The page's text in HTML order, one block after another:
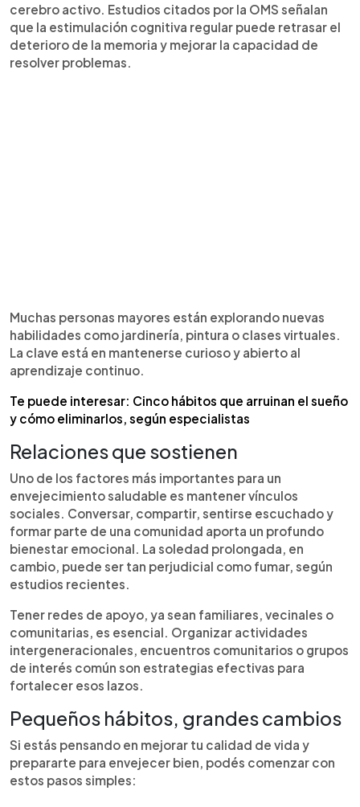
cerebro activo. Estudios citados por la OMS señalan
que la estimulación cognitiva regular puede retrasar el
deterioro de la memoria y mejorar la capacidad de
resolver problemas.
Muchas personas mayores están explorando nuevas
habilidades como jardinería, pintura o clases virtuales.
La clave está en mantenerse curioso y abierto al
aprendizaje continuo.
Te puede interesar: Cinco hábitos que arruinan el sueño
y cómo eliminarlos, según especialistas
Relaciones que sostienen
Uno de los factores más importantes para un
envejecimiento saludable es mantener vínculos
sociales. Conversar, compartir, sentirse escuchado y
formar parte de una comunidad aporta un profundo
bienestar emocional. La soledad prolongada, en
cambio, puede ser tan perjudicial como fumar, según
estudios recientes.
Tener redes de apoyo, ya sean familiares, vecinales o
comunitarias, es esencial. Organizar actividades
intergeneracionales, encuentros comunitarios o grupos
de interés común son estrategias efectivas para
fortalecer esos lazos.
Pequeños hábitos, grandes cambios
Si estás pensando en mejorar tu calidad de vida y
prepararte para envejecer bien, podés comenzar con
estos pasos simples: